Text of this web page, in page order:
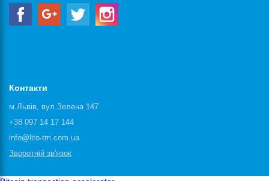
Контакти
м.Львів, вул.Зелена 147
+38 097 14 17 144
info@lito-tm.com.ua
Зворотній зв'язок